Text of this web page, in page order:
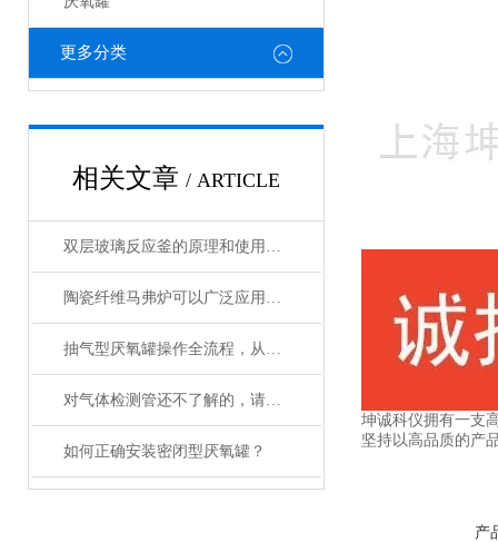
更多分类
相关文章 / ARTICLE
双层玻璃反应釜的原理和使用说明
陶瓷纤维马弗炉可以广泛应用于高温工艺
抽气型厌氧罐操作全流程，从设备准备到微生物培养的标准化指南
对气体检测管还不了解的，请看这里！
如何正确安装密闭型厌氧罐？
坤诚科仪拥有一支
坚持以高品质的产
产